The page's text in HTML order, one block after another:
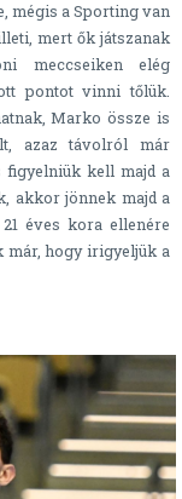
mégis a Sporting van
mert ők játszanak
meccseiken elég
pontot vinni tőlük.
Marko össze is
azaz távolról már
figyelniük kell majd a
akkor jönnek majd a
éves kora ellenére
már, hogy irigyeljük a